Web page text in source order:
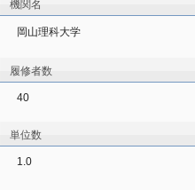
機関名
岡山理科大学
履修者数
40
単位数
1.0